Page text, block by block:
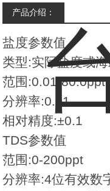
产品介绍：
盐度参数值
类型:实际盐度或
范围:0.01-80.0ppt
分辨率:0.01
相对精度:±0.1
TDS参数值
范围:0-200ppt
分辨率:4位有效数